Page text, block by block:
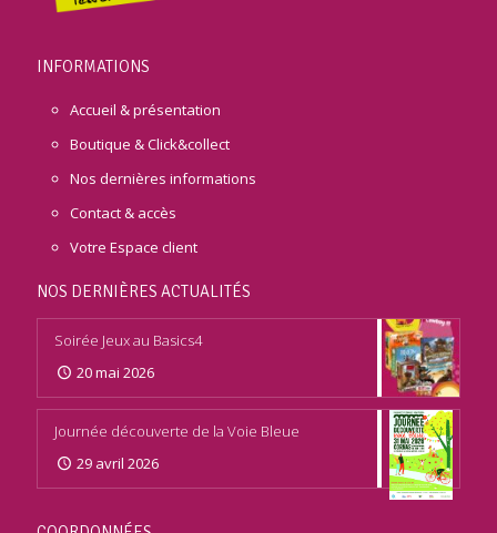
INFORMATIONS
Accueil & présentation
Boutique & Click&collect
Nos dernières informations
Contact & accès
Votre Espace client
NOS DERNIÈRES ACTUALITÉS
Soirée Jeux au Basics4
20 mai 2026
Journée découverte de la Voie Bleue
29 avril 2026